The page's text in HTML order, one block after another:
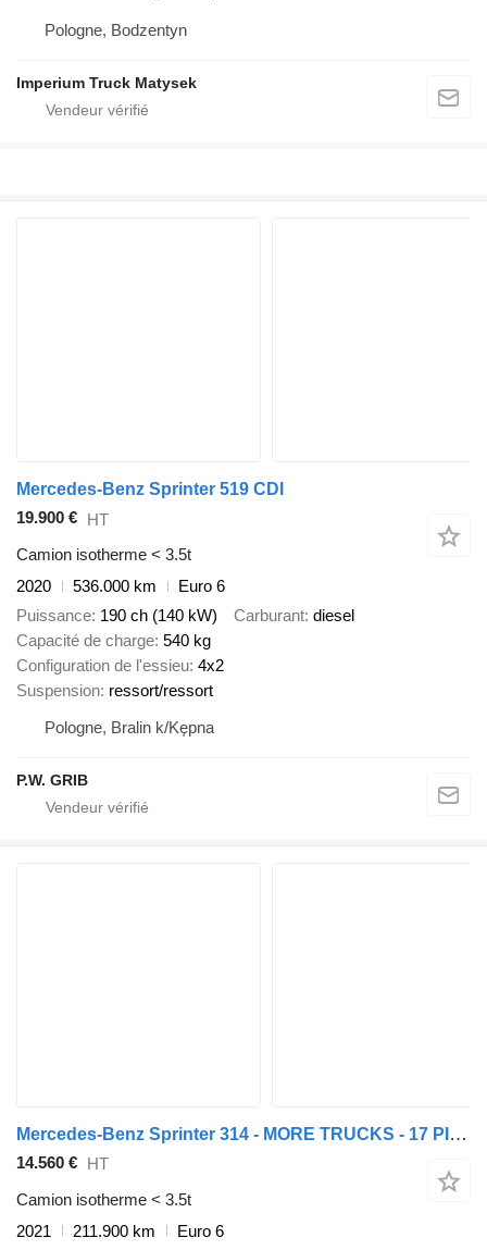
Pologne, Bodzentyn
Imperium Truck Matysek
Mercedes-Benz Sprinter 519 CDI
19.900 € HT
Camion isotherme < 3.5t
2020
536.000 km
Euro 6
Puissance 190 ch (140 kW) Carburant diesel
Capacité de charge 540 kg
Configuration de l'essieu 4x2
Suspension ressort/ressort
Pologne, Bralin k/Kępna
P.W. GRIB
Mercedes-Benz Sprinter 314 - MORE TRUCKS - 17 PIECES
14.560 € HT
Camion isotherme < 3.5t
2021
211.900 km Euro 6